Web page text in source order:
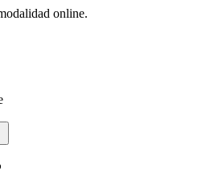
online.